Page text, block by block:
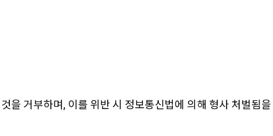
을 거부하며, 이를 위반 시 정보통신법에 의해 형사 처벌됨을